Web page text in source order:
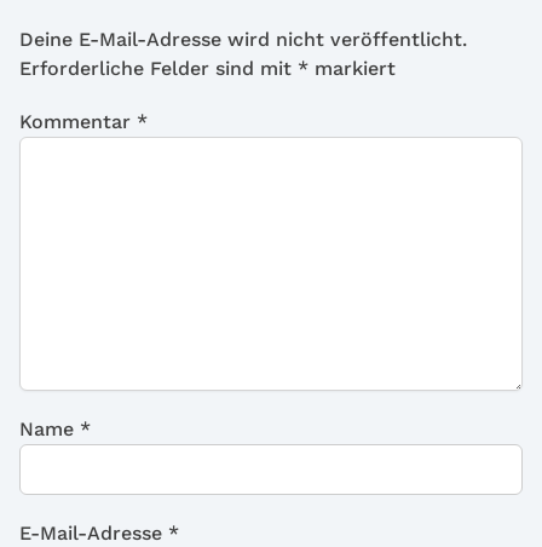
Deine E-Mail-Adresse wird nicht veröffentlicht.
Erforderliche Felder sind mit * markiert
Kommentar *
Name *
E-Mail-Adresse *